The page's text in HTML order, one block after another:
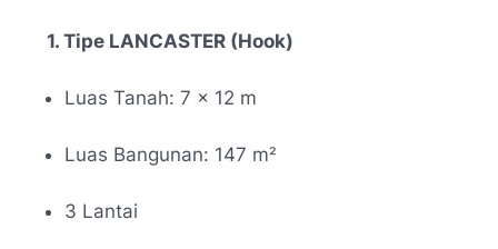
1. Tipe LANCASTER (Hook)
Luas Tanah: 7 × 12 m
Luas Bangunan: 147 m²
3 Lantai